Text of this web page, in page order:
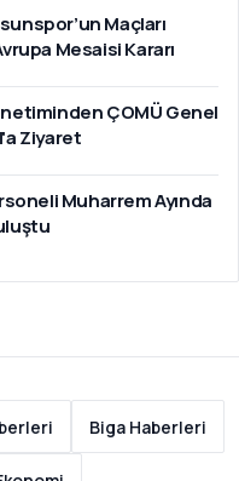
Maçları
Mesaisi Kararı
ÇOMÜ Genel
Ziyaret
Muharrem Ayında
Biga Haberleri